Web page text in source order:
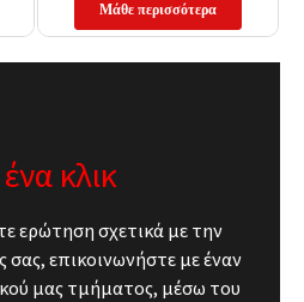
Μάθε περισσότερα
κλικ
ερώτηση σχετικά με την
σας, επικοινωνήστε με έναν
μας τμήματος, μέσω του